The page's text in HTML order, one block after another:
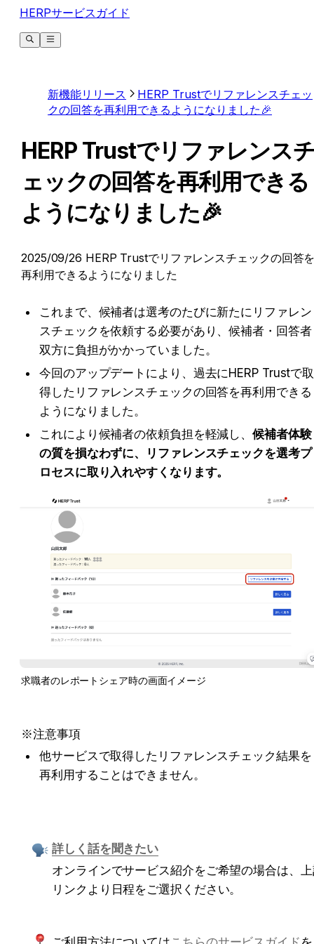
HERPサービスガイド
新機能リリース
HERP Trustでリファレンスチェッ
クの回答を再利用できるようになりました🎉
HERP Trustでリファレンス
ェックの回答を再利用できる
ようになりました🎉
2025/09/26 HERP Trustでリファレンスチェックの回答
再利用できるようになりました
これまで、候補者は選考のたびに新たにリファレン
スチェックを依頼する必要があり、候補者・回答者
双方に負担がかかっていました。
今回のアップデートにより、過去にHERP Trustで取
得したリファレンスチェックの回答を再利用できる
ようになりました。
これにより候補者の依頼負担を軽減し、候補者体験
の質を損なわずに、リファレンスチェックを選考プ
ロセスに取り入れやすくなります。
求職者のレポートシェア時の画面イメージ
※注意事項
他サービスで取得したリファレンスチェック結果を
再利用することはできません。
詳しく話を聞きたい
オンラインでサービス紹介をご希望の場合は、
リンクより日程をご選択ください。